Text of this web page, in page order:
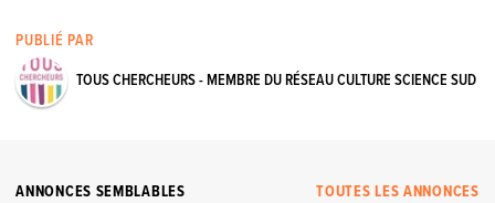
PUBLIÉ PAR
TOUS CHERCHEURS - MEMBRE DU RÉSEAU CULTURE SCIENCE SUD
TOUTES LES ANNONCES
ANNONCES SEMBLABLES